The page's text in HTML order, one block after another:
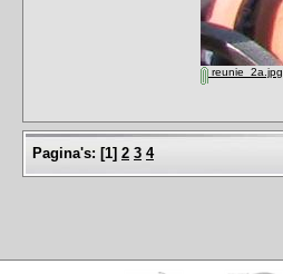
reunie_2a.jpg
Pagina's: [1] 2 3 4